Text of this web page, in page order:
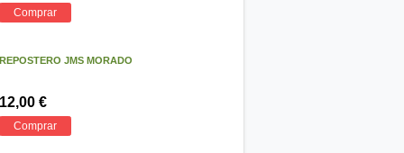
Comprar
JMS MORADO
€
Comprar